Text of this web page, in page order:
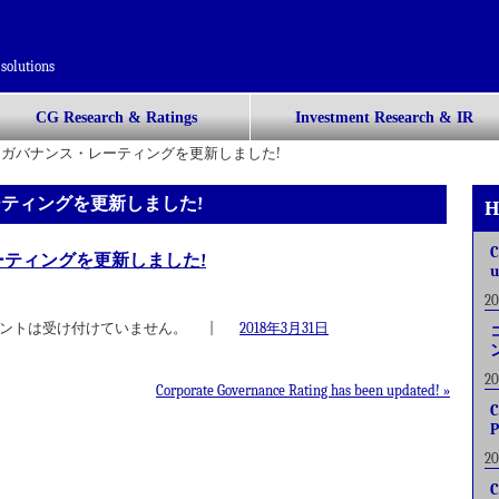
CG Research & Ratings Investment Research & IR
バナンス・レーティングを更新しました!
ィングを更新しました!
ィングを更新しました!
トは受け付けていません。 2018年3月31日
Corporate Governance Rating has been updated! »